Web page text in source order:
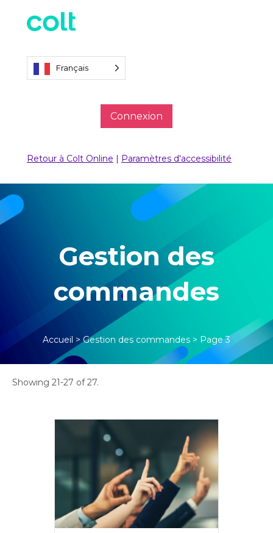
Français
Connexion
Retour à Colt Online Paramètres d'accessibilité
Gestion des
commandes
Accueil >Gestion des commandes > Page 3
Showing 21-27 of 27.